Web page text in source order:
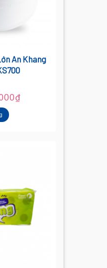
An Khang
₫